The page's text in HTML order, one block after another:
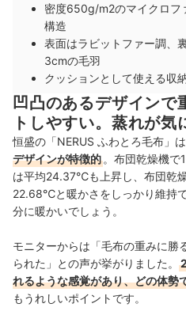
密度650g/m2のマイクロフ
構造
表面はラビットファー調、
3cmの毛羽
クッションとして使える収
凹凸のあるデザインで
トしやすい。蒸れが気
恒盛の「NERUS ふわとろ毛布」は
デザインが特徴的 。布団乾燥機で
は平均24.37℃も上昇し、布団乾
22.68℃と暖かさをしっかり維持
分に暖かいでしょう。
モニターからは「毛布の重みに勝
られた」との声が挙がりました。
れるような感覚があり、どの体勢
もうれしいポイントです。